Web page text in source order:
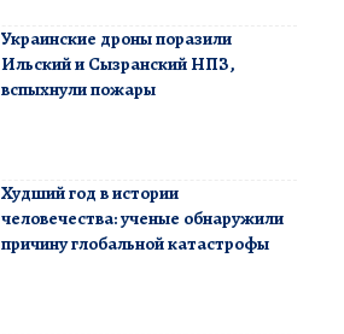
Украинские дроны поразили
Ильский и Сызранский НПЗ,
вспыхнули пожары
Худший год в истории
человечества: ученые обнаружили
причину глобальной катастрофы